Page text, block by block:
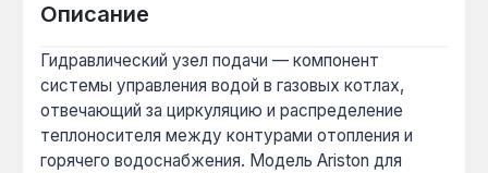
Описание
Гидравлический узел подачи — компонент
системы управления водой в газовых котлах,
отвечающий за циркуляцию и распределение
теплоносителя между контурами отопления и
горячего водоснабжения. Модель Ariston для